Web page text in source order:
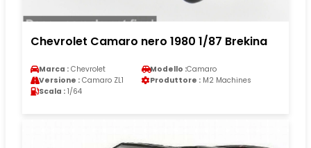
Chevrolet Camaro nero 1980 1/87 Brekina
Marca : Chevrolet Modello :Camaro
Versione : Camaro ZL1 Produttore : M2 Machines
Scala : 1/64